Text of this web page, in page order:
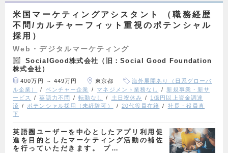
米国マーケティングアシスタント （職務経歴
不問/カルチャーフィット重視のポテンシャル
採用）
Web・デジタルマーケティング
SocialGood株式会社（旧：Social Good Foundation
株式会社）
400万円 ～ 449万円 東京都
海外展開あり（日系グローバ
ル企業）
ベンチャー企業 マネジメント業務なし
新規事業・新サ
ービス
英語力不問 転勤なし 土日祝休み
1億円以上資金調達
済
ポテンシャル採用（未経験可） 20代役員在籍
社長・役員直
下
英語圏ユーザーを中心としたアプリ利用促
進を目的としたマーケティング活動の補佐
を行っていただきます。 プ…